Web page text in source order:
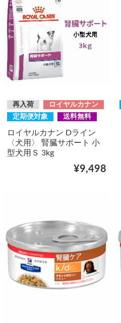
再入荷
ロイヤルカナン
定期便対象
送料無料
ロイヤルカナン Dライン
〈犬用〉 腎臓サポート 小
型犬用Ｓ 3kg
¥9,498